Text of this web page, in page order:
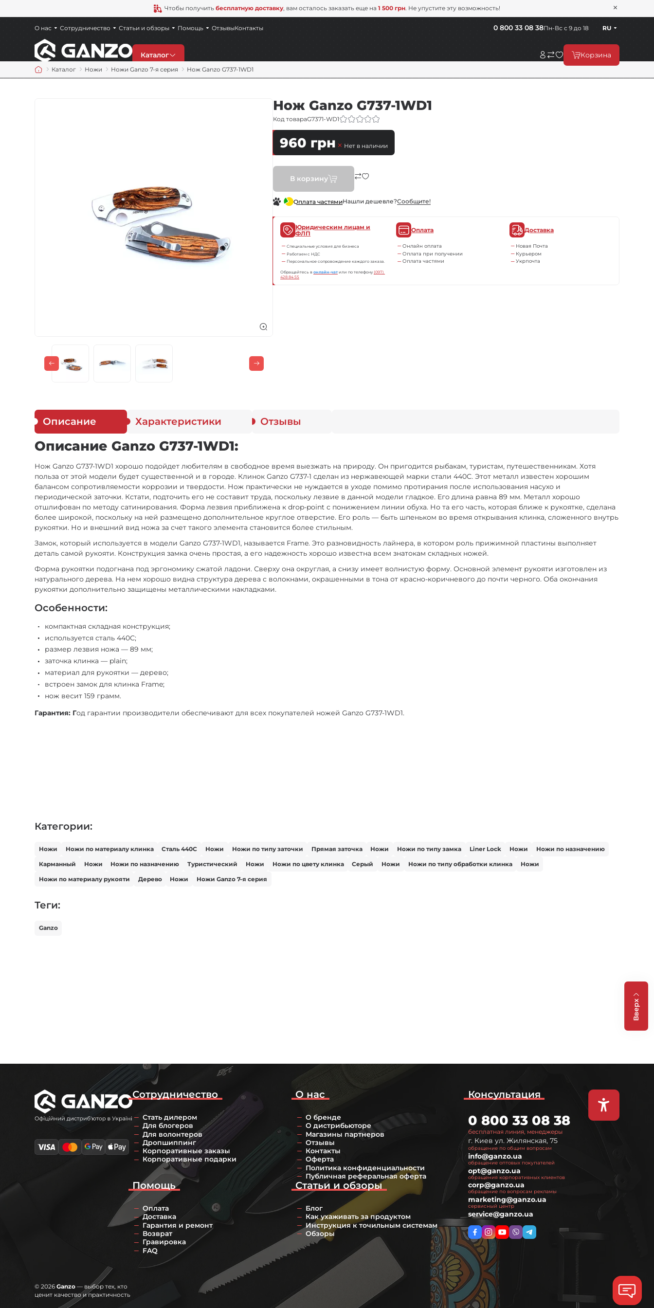
Чтобы получитьбесплатную доставку, вам осталось заказать еще на1 500 грн. Не упустите эту возможность!
Каталог
Мультитулы
Газовые горелки
Снаряжение
Корзина
Пн-Вс с 9 до 18
0 800 33 08 38 RU
О нас Сотрудничество Статьи и обзоры Помощь ОтзывыКонтакты
Каталог Ножи Ножи Ganzo 7-я серия Нож Ganzo G737-1WD1
Нож Ganzo G737-1WD1
Код товараG7371-WD1
960 грн Нет в наличии
В корзину
Оплата частямиНашли дешевле?Сообщите!
Юридическим лицам и
ФЛП
Специальные условия для бизнеса
Работаем с НДС
Персональное сопровождение каждого заказа.
Обращайтесь вонлайн-чатили по телефону(097)
428 84 55
Оплата
Онлайн оплата
Оплата при получении
Оплата частями
Доставка
Новая Почта
Курьером
Укрпочта
Описание Характеристики Отзывы
Описание Ganzo G737-1WD1:
Нож Ganzo G737-1WD1 хорошо подойдет любителям в свободное время выезжать на природу. Он пригодится рыбакам, туристам, путешественникам. Хотя
польза от этой модели будет существенной и в городе. Клинок Ganzo G737-1 сделан из нержавеющей марки стали 440С. Этот металл известен хорошим
балансом сопротивляемости коррозии и твердости. Нож практически не нуждается в уходе помимо протирания после использования насухо и
периодической заточки. Кстати, подточить его не составит труда, поскольку лезвие в данной модели гладкое. Его длина равна 89 мм. Металл хорошо
отшлифован по методу сатинирования. Форма лезвия приближена к drop-point с понижением линии обуха. Но та его часть, которая ближе к рукоятке, сделана
более широкой, поскольку на ней размещено дополнительное круглое отверстие. Его роль — быть шпеньком во время открывания клинка, сложенного внутрь
рукоятки. Но и внешний вид ножа за счет такого элемента становится более стильным.
Замок, который используется в модели Ganzo G737-1WD1, называется Frame. Это разновидность лайнера, в котором роль прижимной пластины выполняет
деталь самой рукояти. Конструкция замка очень простая, а его надежность хорошо известна всем знатокам складных ножей.
Форма рукоятки подогнана под эргономику сжатой ладони. Сверху она округлая, а снизу имеет волнистую форму. Основной элемент рукояти изготовлен из
натурального дерева. На нем хорошо видна структура дерева с волокнами, окрашенными в тона от красно-коричневого до почти черного. Оба окончания
рукоятки дополнительно защищены металлическими накладками.
Особенности:
компактная складная конструкция;
используется сталь 440С;
размер лезвия ножа — 89 мм;
заточка клинка — plain;
материал для рукоятки — дерево;
встроен замок для клинка Frame;
нож весит 159 грамм.
Гарантия: Год гарантии производители обеспечивают для всех покупателей ножей Ganzo G737-1WD1.
Категории:
Ножи Ножи по материалу клинка Сталь 440С Ножи Ножи по типу заточки Прямая заточка Ножи Ножи по типу замка Liner Lock Ножи Ножи по назначению
Карманный Ножи Ножи по назначению Туристический Ножи Ножи по цвету клинка Серый Ножи Ножи по типу обработки клинка Ножи
Ножи по материалу рукояти Дерево Ножи Ножи Ganzo 7-я серия
Теги:
Ganzo
Вверх
О нас
О бренде
О дистрибьюторе
Магазины партнеров
Отзывы
Контакты
Оферта
Политика конфиденциальности
Публичная реферальная оферта
Сотрудничество
Стать дилером
Для блогеров
Для волонтеров
Дропшиппинг
Корпоративные заказы
Корпоративные подарки
Статьи и обзоры
Блог
Как ухаживать за продуктом
Инструкция к точильным системам
Обзоры
Помощь
Оплата
Доставка
Гарантия и ремонт
Возврат
Гравировка
FAQ
Консультация
бесплатная линия, менеджеры
0 800 33 08 38
г. Киев ул. Жилянская, 75
обращение по общим вопросам
info@ganzo.ua
обращение оптовых покупателей
opt@ganzo.ua
обращения корпоративных клиентов
corp@ganzo.ua
обращение по вопросам рекламы
marketing@ganzo.ua
сервисный центр
service@ganzo.ua
© 2026Ganzo — выбор тех, кто
ценит качество и практичность